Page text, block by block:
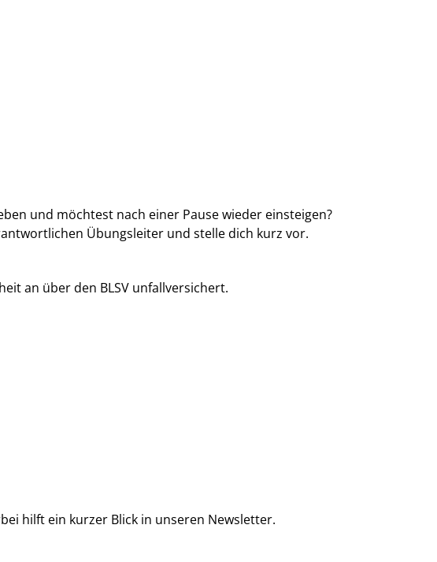
und möchtest nach einer Pause wieder einsteigen?
Übungsleiter und stelle dich kurz vor.
an über den BLSV unfallversichert.
hilft ein kurzer Blick in unseren Newsletter.